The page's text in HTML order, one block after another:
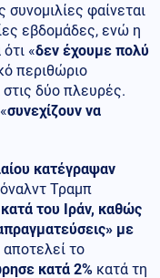
συνομιλίες φαίνεται
εβδομάδες, ενώ η
«δεν έχουμε πολύ
περιθώριο
δύο πλευρές.
συνεχίζουν να
κατέγραψαν
Τραμπ
του Ιράν, καθώς
με
το
κατά 2% κατά τη